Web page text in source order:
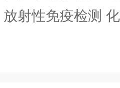
放射性免疫检测